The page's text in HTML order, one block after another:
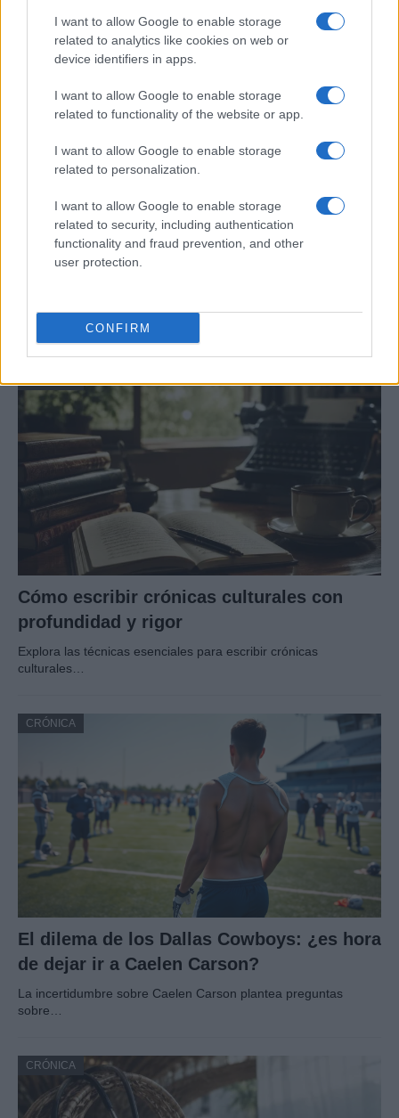
I want to allow Google to enable storage
related to analytics like cookies on web or
device identifiers in apps.
I want to allow Google to enable storage
related to functionality of the website or app.
I want to allow Google to enable storage
related to personalization.
I want to allow Google to enable storage
related to security, including authentication
functionality and fraud prevention, and other
user protection.
CONFIRM
CRÓNICA
Masacre de Bolonia: el atentado que
El 2 de agosto de 1980, una bomba…
CRÓNICA
Cómo escribir crónicas culturales con
profundidad y rigor
Explora las técnicas esenciales para escribir crónicas
culturales…
CRÓNICA
El dilema de los Dallas Cowboys: ¿es hora
de dejar ir a Caelen Carson?
La incertidumbre sobre Caelen Carson plantea preguntas
sobre…
CRÓNICA